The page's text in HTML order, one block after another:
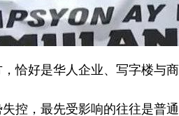
恰好是华人企业、写字楼与商
控，最先受影响的往往是普